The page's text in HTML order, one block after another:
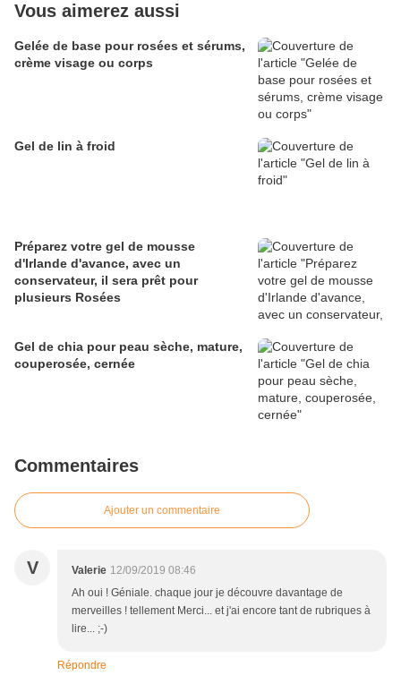
Vous aimerez aussi
Gelée de base pour rosées et sérums,
crème visage ou corps
Gel de lin à froid
Préparez votre gel de mousse
d'Irlande d'avance, avec un
conservateur, il sera prêt pour
plusieurs Rosées
Gel de chia pour peau sèche, mature,
couperosée, cernée
Commentaires
Ajouter un commentaire
V Valerie 12/09/2019 08:46
Ah oui ! Géniale. chaque jour je découvre davantage de
merveilles ! tellement Merci... et j'ai encore tant de rubriques à
lire... ;-)
Répondre